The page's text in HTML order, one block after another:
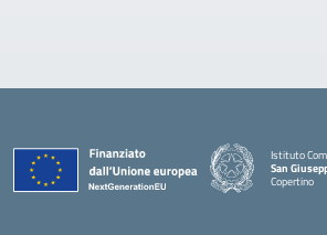
Istituto
San
Copertino
— Visita la